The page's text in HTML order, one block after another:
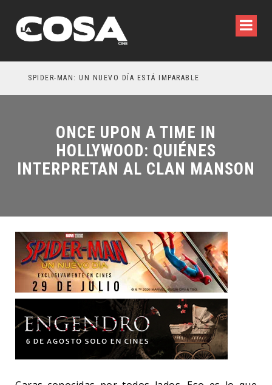
SPIDER-MAN: UN NUEVO DÍA ESTÁ IMPARABLE
ONCE UPON A TIME IN
HOLLYWOOD: QUIÉNES
INTERPRETAN AL CLAN MANSON